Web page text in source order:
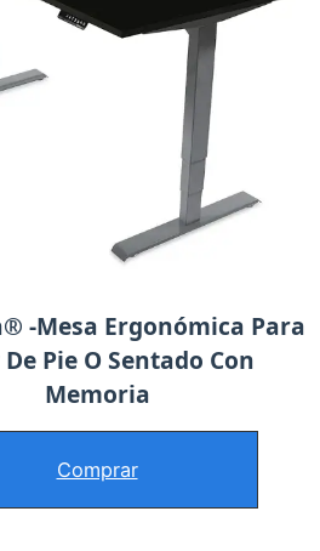
-Mesa Ergonómica Para
Pie O Sentado Con
Memoria
Comprar